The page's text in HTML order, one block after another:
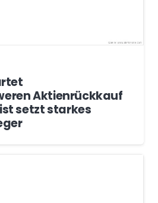
Aktienrückkauf
setzt starkes